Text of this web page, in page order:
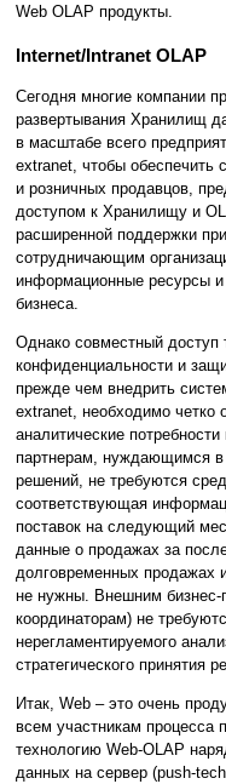
Web OLAP продукты.
Internet/Intranet OLAP
Сегодня многие компании
развертывания Хранилищ
в масштабе всего
extranet, чтобы обеспечить
и розничных продавцов,
доступом к Хранилищу и
расширенной поддержки
сотрудничающим
информационные ресурсы и
бизнеса.
Однако совместный доступ
конфиденциальности и
прежде чем внедрить
extranet, необходимо четко
аналитические
партнерам, нуждающимся в
решений, не требуются
соответствующая
поставок на следующий
данные о продажах за
долговременных продажах
не нужны. Внешним
координаторам) не
нерегламентируемого
стратегического принятия
Итак, Web – это очень
всем участникам процесса
технологию Web-OLAP
данных на сервер (push-